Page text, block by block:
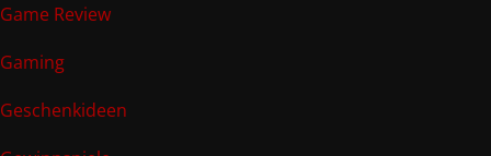
Game Review
Gaming
Geschenkideen